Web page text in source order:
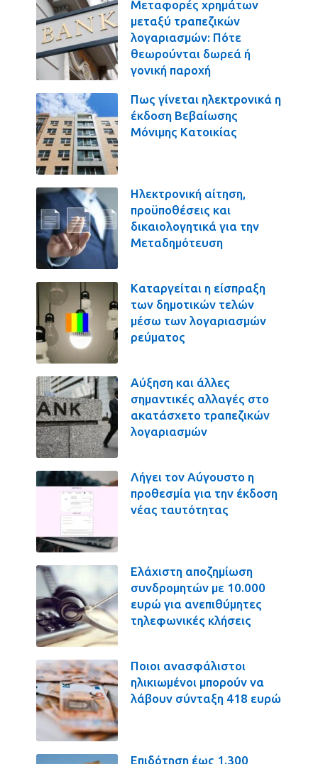
Μεταφορές χρημάτων
μεταξύ τραπεζικών
λογαριασμών: Πότε
θεωρούνται δωρεά ή
γονική παροχή
Πως γίνεται ηλεκτρονικά η
έκδοση Βεβαίωσης
Μόνιμης Κατοικίας
Ηλεκτρονική αίτηση,
προϋποθέσεις και
δικαιολογητικά για την
Μεταδημότευση
Καταργείται η είσπραξη
των δημοτικών τελών
μέσω των λογαριασμών
ρεύματος
Αύξηση και άλλες
σημαντικές αλλαγές στο
ακατάσχετο τραπεζικών
λογαριασμών
Λήγει τον Αύγουστο η
προθεσμία για την έκδοση
νέας ταυτότητας
Ελάχιστη αποζημίωση
συνδρομητών με 10.000
ευρώ για ανεπιθύμητες
τηλεφωνικές κλήσεις
Ποιοι ανασφάλιστοι
ηλικιωμένοι μπορούν να
λάβουν σύνταξη 418 ευρώ
Επιδότηση έως 1.300